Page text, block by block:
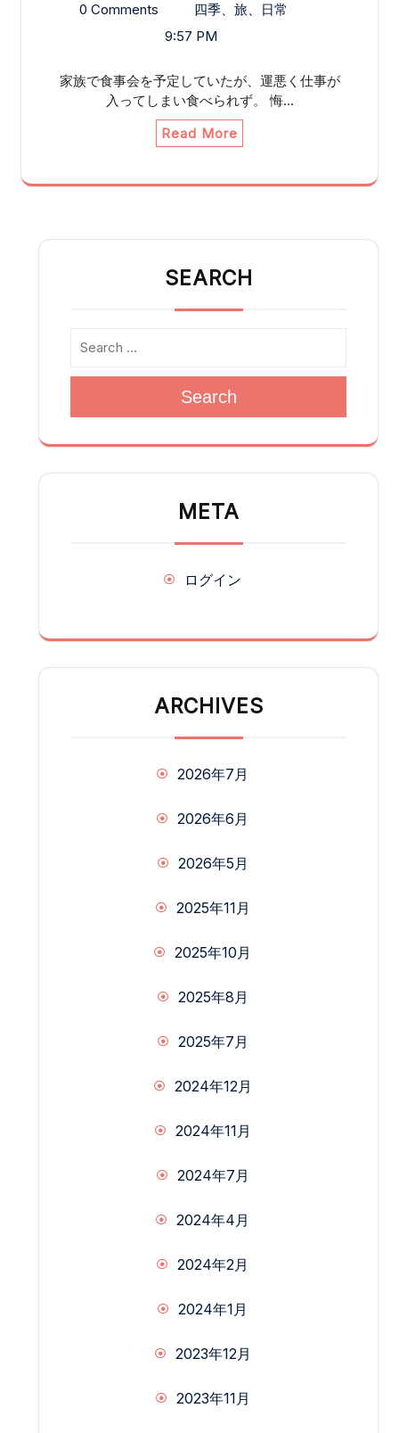
0 Comments
四季、旅、日常
9:57 PM
家族で食事会を予定していたが、運悪く仕事が
入ってしまい食べられず。 悔…
Read More
SEARCH
Search
META
ログイン
ARCHIVES
2026年7月
2026年6月
2026年5月
2025年11月
2025年10月
2025年8月
2025年7月
2024年12月
2024年11月
2024年7月
2024年4月
2024年2月
2024年1月
2023年12月
2023年11月